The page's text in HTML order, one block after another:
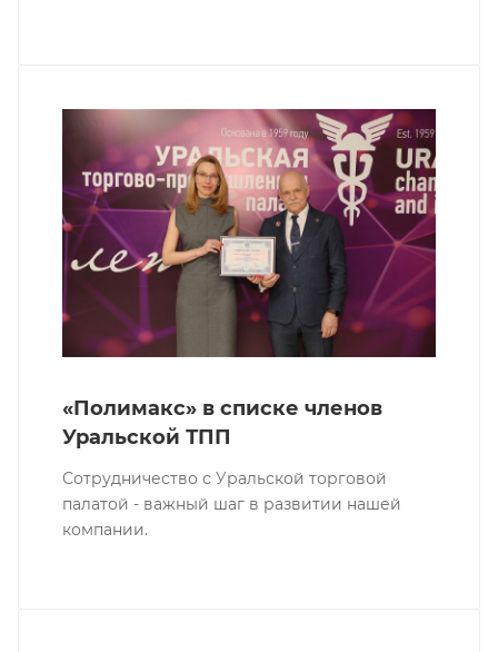
«Полимакс» в списке членов
Уральской ТПП
Сотрудничество с Уральской торговой
палатой - важный шаг в развитии нашей
компании.